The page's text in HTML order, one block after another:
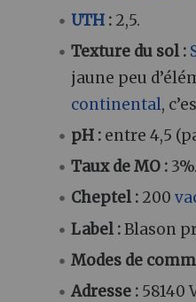
UTH : 2,5.
Texture du sol :
jaune peu
continental,
pH : entre 4,5
Taux de MO : 3%.
Cheptel : 200
Label :Blason
Modes de
Adresse : 58140